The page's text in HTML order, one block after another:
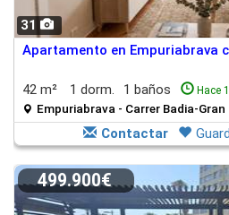
31
Apartamento en Empuriabrava
42 m² 1 dorm. 1 baños Hace
Empuriabrava - Carrer Badia-Gran
Contactar
499.900€